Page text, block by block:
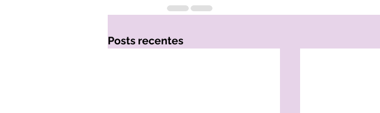
Posts recentes